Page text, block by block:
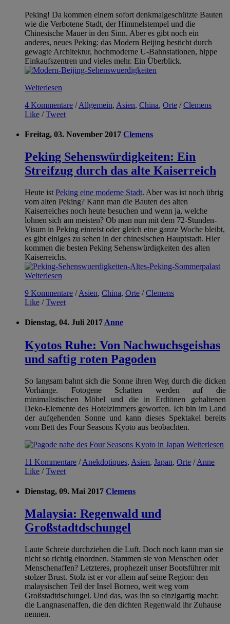
Peking! Da kommen einem sofort denkmalgeschützte Bauten
wie die Verbotene Stadt, der Himmelstempel und die
Chinesische Mauer in den Sinn. Aber es gibt noch ein
anderes, neues Peking: das Modern Beijing besticht durch
gewagte Architektur, hochmoderne U-Bahnstationen, hippe
Einkaufszentren und vieles mehr. Ein Überblick.
Weiterlesen
4 Kommentare /Allgemein, Asien, China, Orte /Clemens
Like /Tweet
Freitag, 03. November 2017 Clemens
Peking Sehenswürdigkeiten: Ein
Streifzug durch das alte Kaiserreich
Heute ist Peking eine moderne Stadt. Aber was ist noch übrig
vom alten Peking? Kann man die Bauten des alten
Kaiserreiches noch heute besuchen und wenn ja, welche
lohnen sich am meisten? Ob man nun mit dem 72-Stunden-
Visum in Peking einreist oder gleich eine ganze Woche bleibt,
es gibt einiges zu sehen in der chinesischen Hauptstadt. Hier
kommen die besten Peking Sehenswürdigkeiten des alten
Kaiserreichs.
Weiterlesen
9 Kommentare /Asien, China, Orte /Clemens
Like /Tweet
Dienstag, 04. Juli 2017 Anne
Kyotos Ruhe: Von Nachwuchsgeishas
und saftig roten Pagoden
So langsam bahnt sich die Sonne ihren Weg durch die dicken
Vorhänge. Fotogene Schatten werden auf die
minimalistischen Möbel und die in Erdtönen gehaltenen
Deko-Elemente des Hotelzimmers geworfen. Ich bin im Land
der aufgehenden Sonne und kann dieses Spektakel bereits
vom Bett des Four Seasons Kyoto aus beobachten.
Weiterlesen
11 Kommentare /Anekdotiques, Asien, Japan, Orte /Anne
Like /Tweet
Dienstag, 09. Mai 2017 Clemens
Malaysia: Regenwald und
Großstadtdschungel
Laute Schreie durchziehen die Luft. Doch noch kann man sie
nicht so richtig einordnen. Stammen sie von Menschen oder
Menschenaffen? Letzteres, prophezeit unser Bootsführer mit
stolzer Brust. Stolz ist er vor allem auf seine Region: den
malaysischen Teil der Insel Borneo, weit weg vom
Großstadtdschungel. Und das, was ihn so einzigartig macht:
die Langnasenaffen, die den dichten Regenwald ihr Zuhause
nennen.